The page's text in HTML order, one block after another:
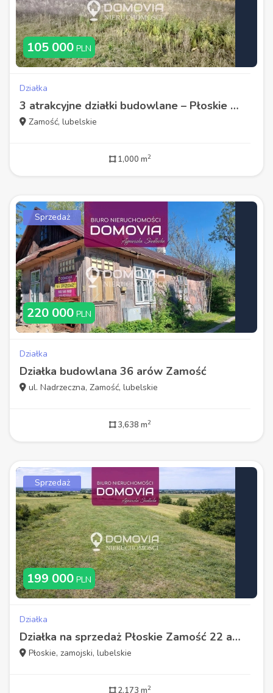
105 000 PLN
Działka
3 atrakcyjne działki budowlane – Płoskie Zamość
Zamość, lubelskie
1,000 m2
Sprzedaż
220 000 PLN
Działka
Działka budowlana 36 arów Zamość
ul. Nadrzeczna, Zamość, lubelskie
3,638 m2
Sprzedaż
199 000 PLN
Działka
Działka na sprzedaż Płoskie Zamość 22 ary WZ
Płoskie, zamojski, lubelskie
2,173 m2